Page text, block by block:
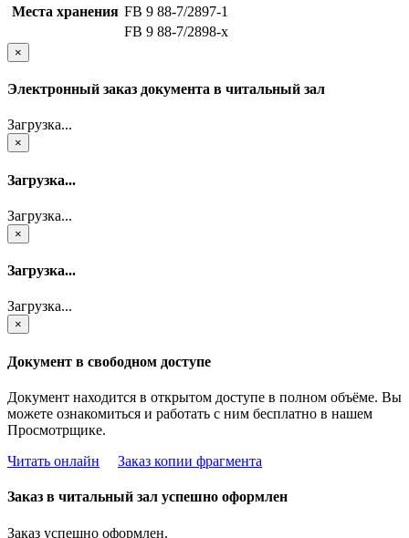
Места хранения FB 9 88-7/2897-1
FB 9 88-7/2898-x
×
Электронный заказ документа в читальный зал
Загрузка...
×
Загрузка...
Загрузка...
×
Загрузка...
Загрузка...
×
Документ в свободном доступе
Документ находится в открытом доступе в полном объёме. Вы
можете ознакомиться и работать с ним бесплатно в нашем
Просмотрщике.
Читать онлайн
Заказ копии фрагмента
Заказ в читальный зал успешно оформлен
Заказ успешно оформлен.